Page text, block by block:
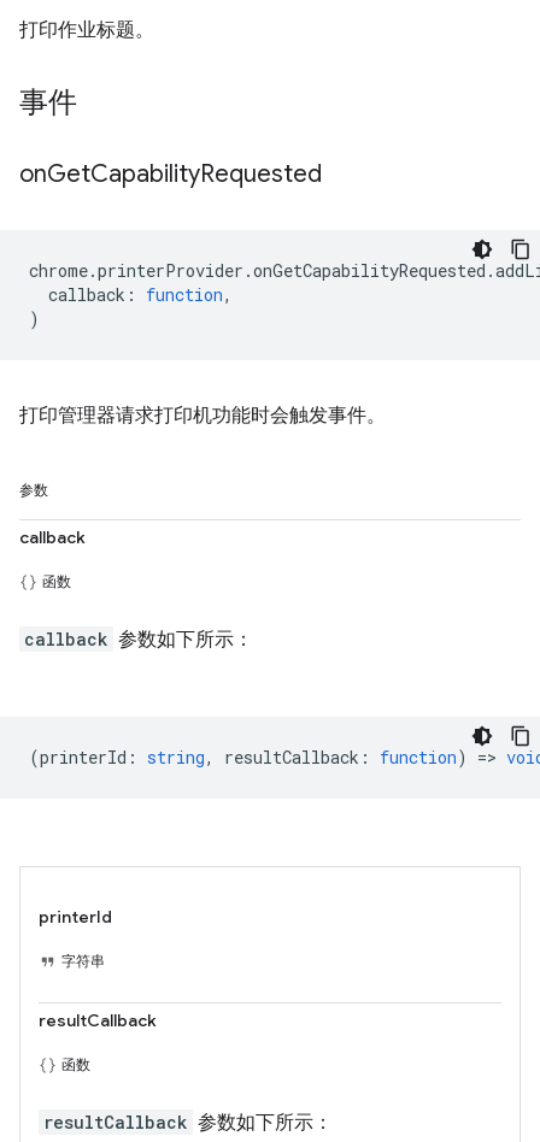
打印作业标题。
事件
onGetCapabilityRequested
chrome.printerProvider .onGetCapabilityRequested .
callback : function,
)
打印管理器请求打印机功能时会触发事件。
参数
callback
函数
callback 参数如下所示：
(printerId : string, resultCallback : function) =>
printerId
字符串
resultCallback
函数
resultCallback 参数如下所示：